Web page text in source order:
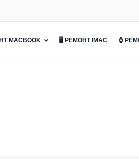
MACBOOK 🖥 РЕМОНТ IMAC ⌚